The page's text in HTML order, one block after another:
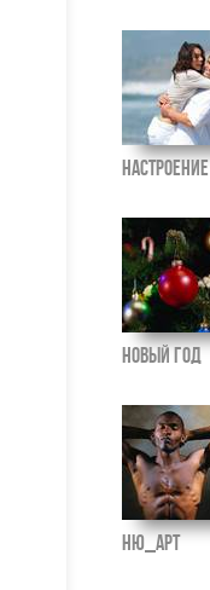
Настроение
Новый год
Ню_Арт